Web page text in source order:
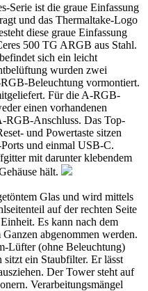
Serie ist die graue Einfassung
und das Thermaltake-Logo
diese graue Einfassung
500 TG ARGB aus Stahl.
sich ein leicht
wurden zwei
Beleuchtung vormontiert.
Für die A-RGB-
einen vorhandenen
RGB-Anschluss. Das Top-
und Powertaste sitzen
und einmal USB-C.
mit darunter klebendem
hält.
Glas und wird mittels
auf der rechten Seite
Es kann nach dem
abgenommen werden.
Lüfter (ohne Beleuchtung)
sitzt ein Staubfilter. Er lässt
Der Tower steht auf
Verarbeitungsmängel